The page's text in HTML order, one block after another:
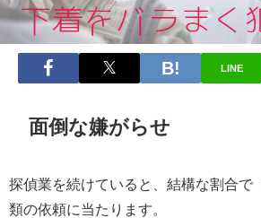
LINE
面倒な嫌がらせ
探偵業を続けていると、結構な割合で
類の依頼に当たります。